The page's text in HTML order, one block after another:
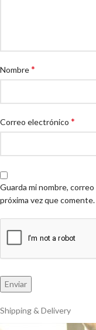
Nombre*
Correo electrónico *
Guarda mi nombre,
próxima vez que comente.
Shipping & Delivery